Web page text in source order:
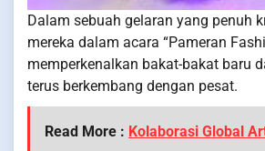
Dalam sebuah gelaran yang penuh
mereka dalam acara “Pameran
memperkenalkan bakat-bakat baru
terus berkembang dengan pesat.
Read More : Kolaborasi Global